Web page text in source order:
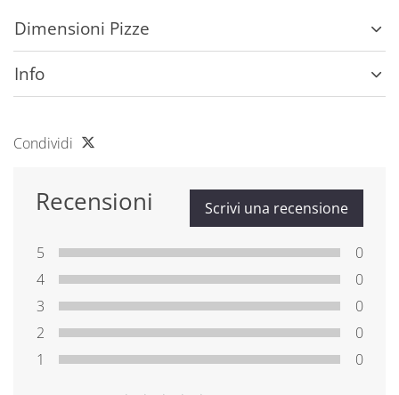
Dimensioni Pizze
Info
Condividi
Recensioni Scrivi una recensione
5
0
4
0
3
0
2
0
1
0